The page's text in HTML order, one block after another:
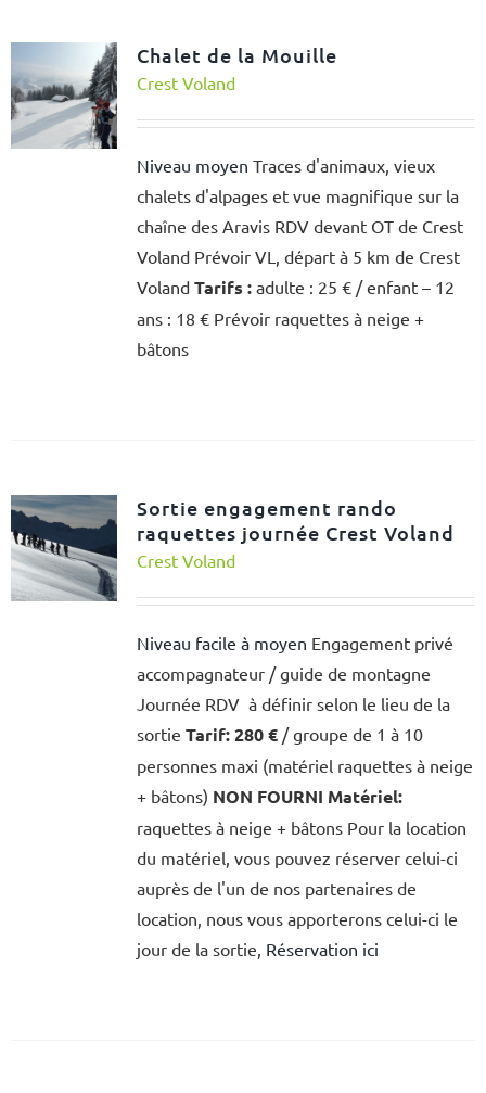
Chalet de la Mouille
Crest Voland
Niveau moyen Traces d'animaux, vieux
chalets d'alpages et vue magnifique sur la
chaîne des Aravis RDV devant OT de Crest
Voland Prévoir VL, départ à 5 km de Crest
Voland Tarifs :adulte : 25 € / enfant – 12
ans : 18 € Prévoir raquettes à neige +
bâtons
Sortie engagement rando
raquettes journée Crest Voland
Crest Voland
Niveau facile à moyen Engagement privé
accompagnateur / guide de montagne
Journée RDV à définir selon le lieu de la
sortie Tarif:280 €/ groupe de 1 à 10
personnes maxi (matériel raquettes à neige
+ bâtons) NON FOURNI Matériel:
raquettes à neige + bâtons Pour la location
du matériel, vous pouvez réserver celui-ci
auprès de l'un de nos partenaires de
location, nous vous apporterons celui-ci le
jour de la sortie, Réservation ici